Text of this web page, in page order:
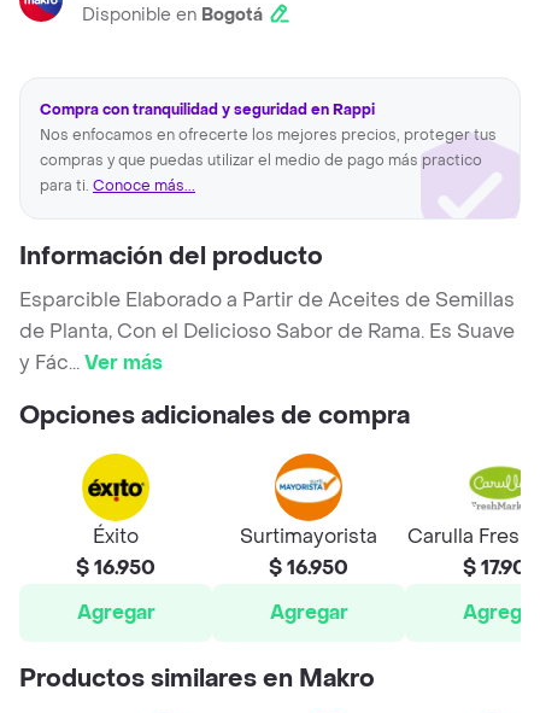
Disponible en Bogotá
Compra con tranquilidad y seguridad en Rappi
Nos enfocamos en ofrecerte los mejores precios, proteger tus
compras y que puedas utilizar el medio de pago más practico
para ti. Conoce más...
Información del producto
Esparcible Elaborado a Partir de Aceites de Semillas
de Planta, Con el Delicioso Sabor de Rama. Es Suave
y Fác...Ver más
Opciones adicionales de compra
Éxito
$ 16.950
Agregar
Surtimayorista
$ 16.950
Agregar
Carulla
$ 17.900
Agregar
Productos similares en Makro